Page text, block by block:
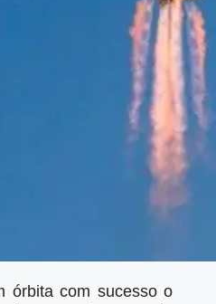
órbita com sucesso o